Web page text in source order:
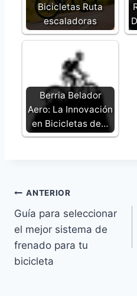
Bicicletas Ruta
escaladoras
Berria Belador
Aero: La Innovación
en Bicicletas de…
Navegación
de
entradas
ANTERIOR
Guía para seleccionar
el mejor sistema de
frenado para tu
bicicleta